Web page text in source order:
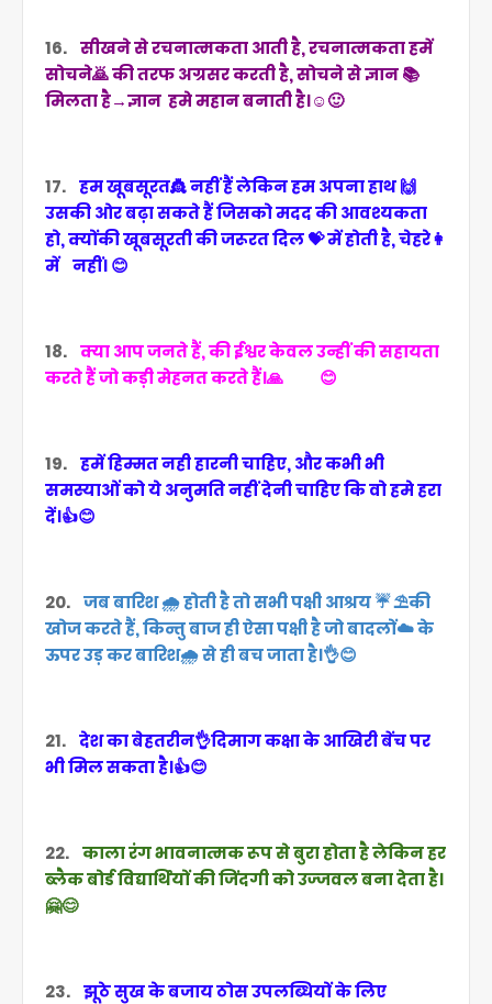
16. सीखने से रचनात्मकता आती है, रचनात्मकता हमें
सोचने🙇 की तरफ अग्रसर करती है, सोचने से ज्ञान 📚
मिलता है→ज्ञान हमे महान बनाती है।☺️🙂
17. हम खूबसूरत👸 नहीं हैं लेकिन हम अपना हाथ 🙌
उसकी ओर बढ़ा सकते हैं जिसको मदद की आवश्यकता
हो, क्योंकी खूबसूरती की जरूरत दिल 💝 में होती है, चेहरे👩
में नहीं।😊
18. क्या आप जनते हैं, की ईश्वर केवल उन्हीं की सहायता
करते हैं जो कड़ी मेहनत करते हैं।🙏 😊
19. हमें हिम्मत नही हारनी चाहिए, और कभी भी
समस्याओंको ये अनुमति नहीं देनी चाहिए कि वो हमे हरा
दें।👍😊
20. जब बारिश 🌧️ होती है तो सभी पक्षी आश्रय ☔ ⛱️की
खोज करते हैं, किन्तु बाज ही ऐसा पक्षी है जो बादलों☁️ के
ऊपर उड़ कर बारिश🌧️ से ही बच जाता है।👌😊
21. देश का बेहतरीन👌दिमाग कक्षा के आखिरी बेंच पर
भी मिल सकता है।👍😊
22. काला रंग भावनात्मक रूप से बुरा होता है लेकिन हर
ब्लैक बोर्ड विद्यार्थियों की जिंदगी को उज्जवल बना देता है।
🤗😊
23. झूठे सुख के बजाय ठोस उपलब्धियों के लिए